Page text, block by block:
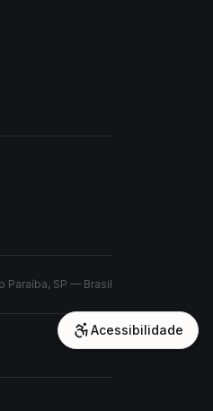
Paraíba, SP — Brasil
Acessibilidade